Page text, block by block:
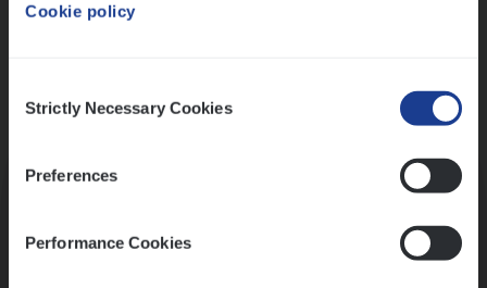
Cookie policy
Selection
Strictly Necessary Cookies
Preferences
Performance Cookies